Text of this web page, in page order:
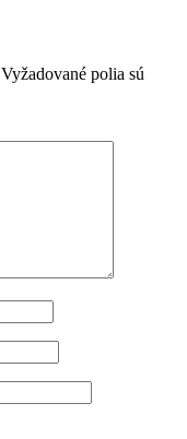
Vyžadované polia sú